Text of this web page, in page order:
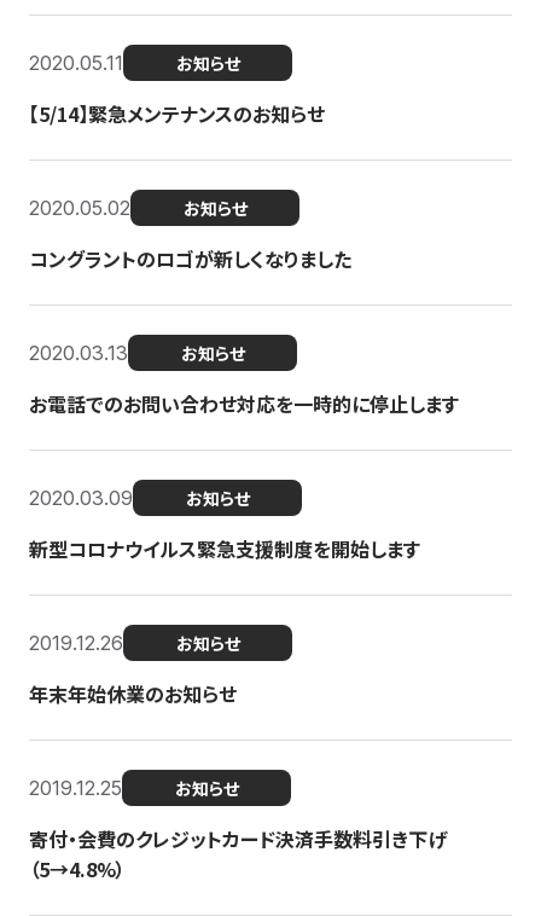
2020.05.11 お知らせ
【5/14】緊急メンテナンスのお知らせ
2020.05.02 お知らせ
コングラントのロゴが新しくなりました
2020.03.13 お知らせ
お電話でのお問い合わせ対応を一時的に停止します
2020.03.09 お知らせ
新型コロナウイルス緊急支援制度を開始します
2019.12.26 お知らせ
年末年始休業のお知らせ
2019.12.25 お知らせ
寄付・会費のクレジットカード決済手数料引き下げ
（5→4.8%）